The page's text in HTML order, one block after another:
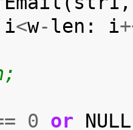
i<w-len : i
0 or NULL